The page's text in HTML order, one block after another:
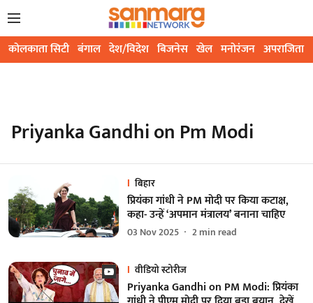
कोलकाता सिटी बंगाल देश/विदेश बिजनेस खेल मनोरंजन अपराजिता
Priyanka Gandhi on Pm Modi
बिहार
प्रियंका गांधी ने PM मोदी पर किया कटाक्ष,
कहा- उन्हें ‘अपमान मंत्रालय’ बनाना चाहिए
03 Nov 2025 2min read
वीडियो स्टोरीज
Priyanka Gandhi on PM Modi: प्रियंका